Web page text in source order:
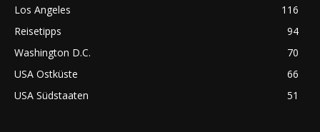
Los Angeles
116
Reisetipps
94
Washington D.C.
70
USA Ostküste
66
USA Südstaaten
51